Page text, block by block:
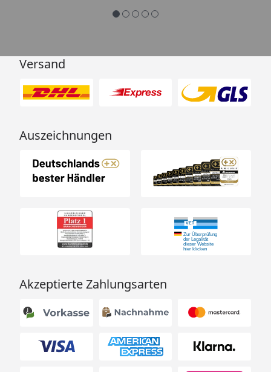
Versand
Auszeichnungen
Akzeptierte Zahlungsarten